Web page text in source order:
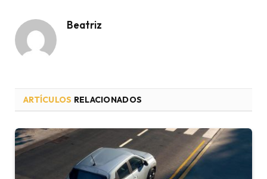
Beatriz
ARTÍCULOS RELACIONADOS